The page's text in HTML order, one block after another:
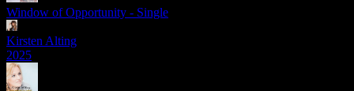
Window of Opportunity - Single
Kirsten Alting
2025